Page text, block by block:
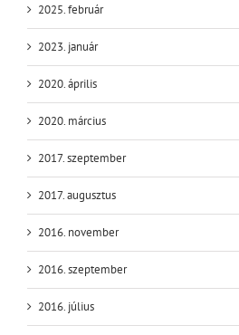
2025. február
2023. január
2020. április
2020. március
2017. szeptember
2017. augusztus
2016. november
2016. szeptember
2016. július